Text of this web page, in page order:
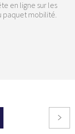
en ligne sur les
paquet mobilité.